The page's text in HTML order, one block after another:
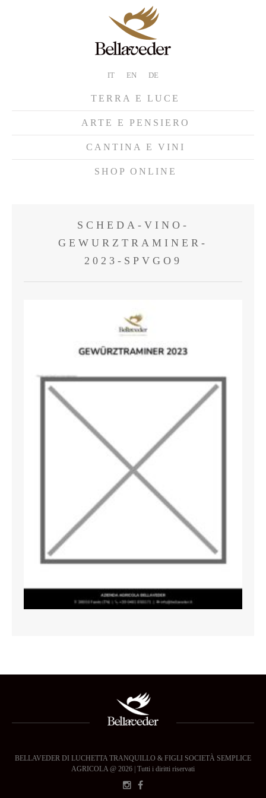
IT EN DE
TERRA E LUCE
ARTE E PENSIERO
CANTINA E VINI
SHOP ONLINE
SCHEDA-VINO-
GEWURZTRAMINER-
2023-SPVGO9
BELLAVEDER DI LUCHETTA TRANQUILLO & FIGLI SOCIETÀ SEMPLICE
AGRICOLA @ 2026 | Tutti i diritti riservati